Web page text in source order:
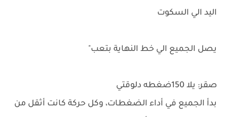
اليد الي السكوت
يصل الجميع الي خط النهاية بتعب"
صقر: يلا 150ضغطه دلوقتي
بدأ الجميع في أداء الضغطات، وكل حركة كانت أثقل من